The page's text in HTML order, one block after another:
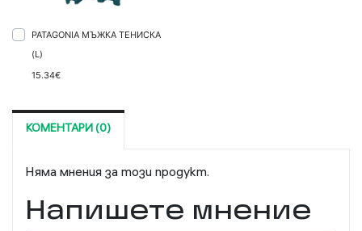
PATAGONIA МЪЖКА ТЕНИСКА
(L)
15.34€
КОМЕНТАРИ (0)
Няма мнения за този продукт.
Напишете мнение